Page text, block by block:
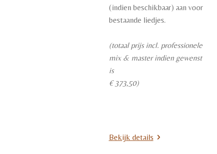
(indien beschikbaar) aan voor
bestaande liedjes.
(totaal prijs incl. professionele
mix & master indien gewenst
is
€ 373,50)
Bekijk details